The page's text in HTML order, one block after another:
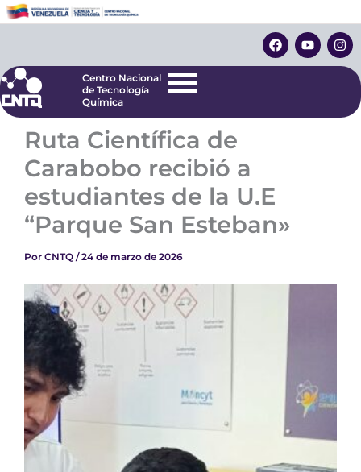
al
F
a
c
o
Y
o
u
e
I
n
s
r
Centro Nacional
de Tecnología
Centro Nacional
de Tecnología
Química
Ruta Científica de
Carabobo recibió a
estudiantes de la U.E
“Parque San Esteban»
Por CNTQ /24 de marzo de 2026